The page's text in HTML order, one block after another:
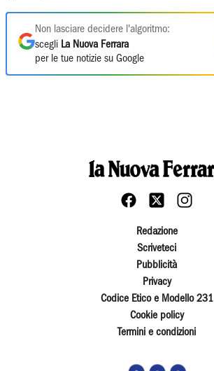
Non lasciare decidere l'algoritmo:
scegli La Nuova Ferrara
per le tue notizie su Google
Redazione
Scriveteci
Pubblicità
Privacy
Codice Etico e Modello 231
Cookie policy
Termini e condizioni